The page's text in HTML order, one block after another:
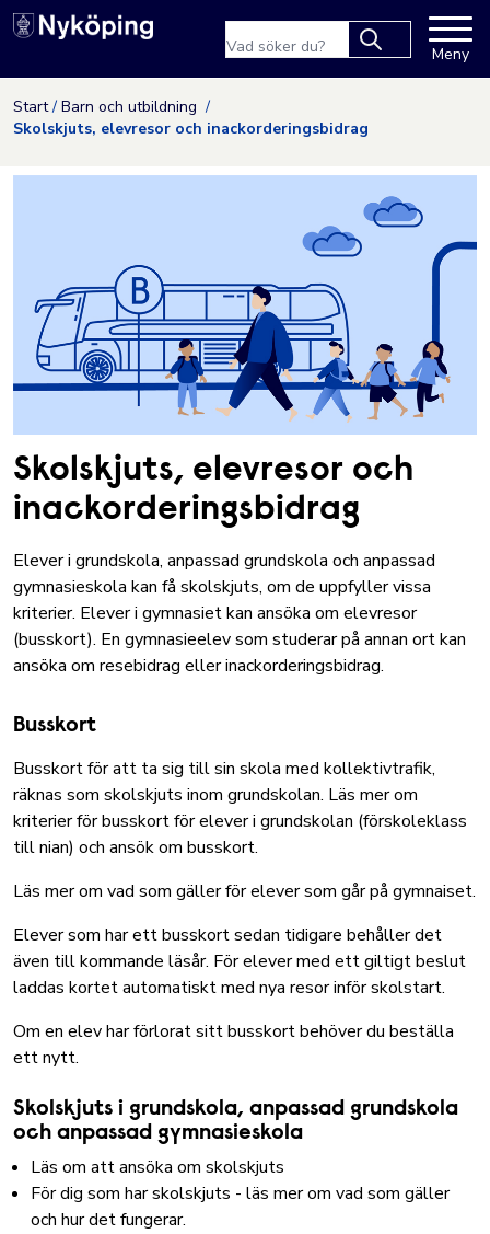
Hoppa till innehåll
Nyköpings kommuns
Meny
Start
Barn och utbildning
Skolskjuts, elevresor och inackorderingsbidrag
Skolskjuts, elevresor och
inackorderingsbidrag
Elever i grundskola, anpassad grundskola och anpassad
gymnasieskola kan få skolskjuts, om de uppfyller vissa
kriterier. Elever i gymnasiet kan ansöka om elevresor
(busskort). En gymnasieelev som studerar på annan ort kan
ansöka om resebidrag eller inackorderingsbidrag.
Busskort
Busskort för att ta sig till sin skola med kollektivtrafik,
räknas som skolskjuts inom grundskolan. Läs mer om
kriterier för busskort för elever i grundskolan (förskoleklass
till nian) och ansök om busskort.
Läs mer om vad som gäller för elever som går på gymnaiset.
Elever som har ett busskort sedan tidigare behåller det
även till kommande läsår. För elever med ett giltigt beslut
laddas kortet automatiskt med nya resor inför skolstart.
Om en elev har förlorat sitt busskort behöverdu beställa
ett nytt.
Skolskjuts i grundskola, anpassad grundskola
och anpassad gymnasieskola
Läs om att ansöka om skolskjuts
För dig som har skolskjuts - läs mer om vad som gäller
och hur det fungerar.